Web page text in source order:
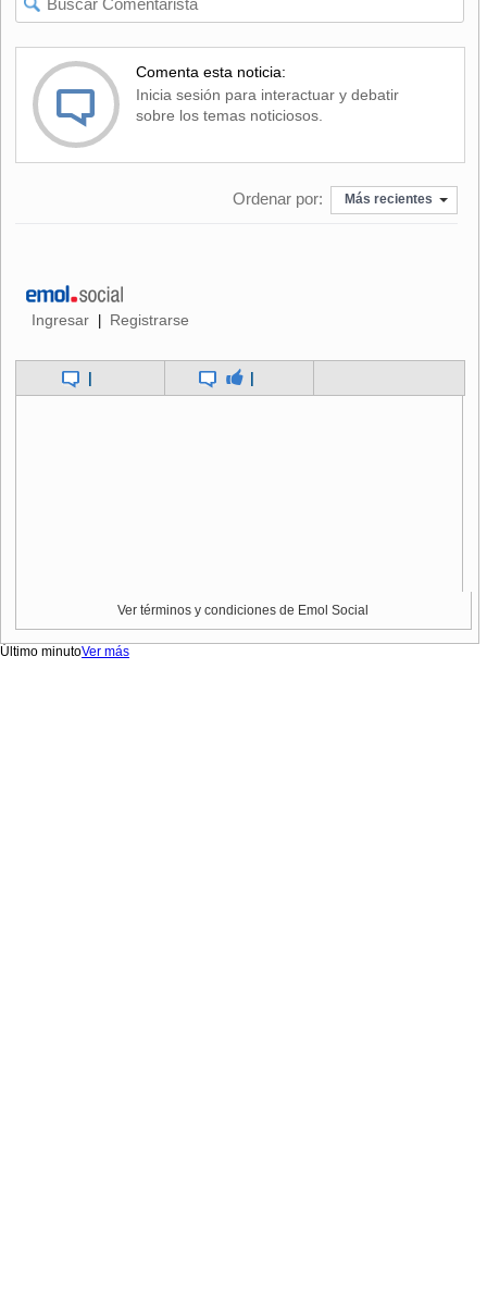
Comenta esta noticia:
Inicia sesión para interactuar y debatir
sobre los temas noticiosos.
Ordenar por: Más recientes
Ingresar | Registrarse
| |
Ver términos y condiciones de Emol Social
Último minutoVer más